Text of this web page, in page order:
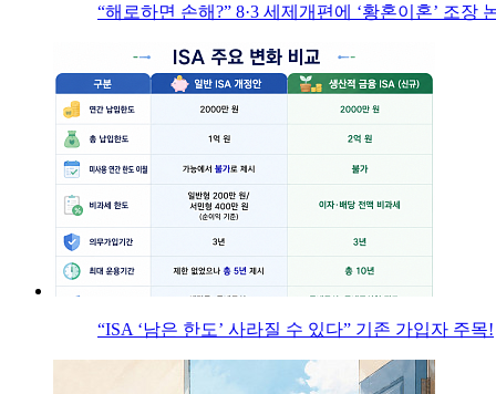
“해로하면 손해?” 8·3 세제개편에 ‘황혼이혼’ 조장
“ISA ‘남은 한도’ 사라질 수 있다” 기존 가입자 주목!